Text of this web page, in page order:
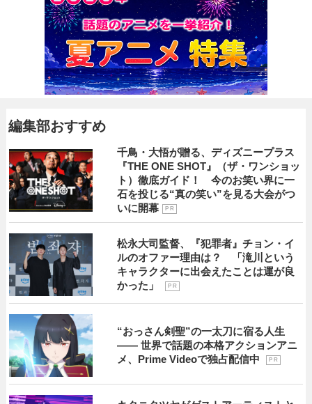
編集部おすすめ
千鳥・大悟が贈る、ディズニープラス
『THE ONE SHOT』（ザ・ワンショッ
ト）徹底ガイド！ 今のお笑い界に一
石を投じる“真の笑い”を見る大会がつ
いに開幕
P R
松永大司監督、『犯罪者』チョン・イ
ルのオファー理由は？ 「滝川という
キャラクターに出会えたことは運が良
かった」
P R
“おっさん剣聖”の一太刀に宿る人生
―― 世界で話題の本格アクションアニ
メ、Prime Videoで独占配信中
P R